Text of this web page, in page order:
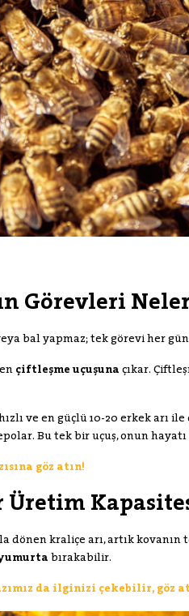
Görevleri
bal yapmaz; tek görevi her
çiftleşme uçuşuna çıkar.
ve en güçlü 10-20 erkek arı
Bu tek bir uçuş, onun
göz atın!
Üretim
dönen kraliçe arı, artık
bırakabilir.
da ilginizi çekebilir, göz